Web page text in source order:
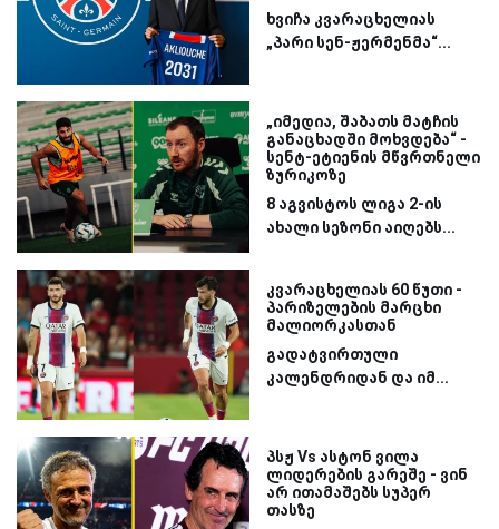
ხვიჩა კვარაცხელიას
„პარი სენ-ჟერმენმა“...
„იმედია, შაბათს მატჩის
განაცხადში მოხვდება“ -
სენტ-ეტიენის მწვრთნელი
ზურიკოზე
8 აგვისტოს ლიგა 2-ის
ახალი სეზონი აიღებს...
კვარაცხელიას 60 წუთი -
პარიზელების მარცხი
მალიორკასთან
გადატვირთული
კალენდრიდან და იმ...
პსჟ Vs ასტონ ვილა
ლიდერების გარეშე - ვინ
არ ითამაშებს სუპერ
თასზე